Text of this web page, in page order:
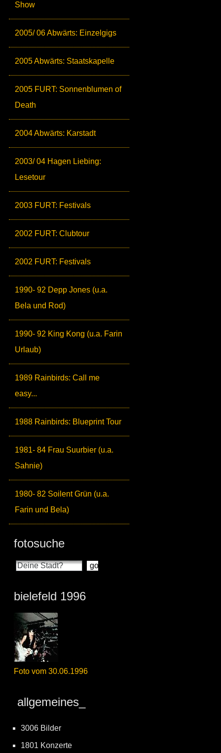
Show
2005/ 06 Abwärts: Einzelgigs
2005 Abwärts: Staatskapelle
2005 FURT: Sonnenblumen of
Death
2004 Abwärts: Karstadt
2003/ 04 Hagen Liebing:
Lesetour
2003 FURT: Festivals
2002 FURT: Clubtour
2002 FURT: Festivals
1990- 92 Depp Jones (u.a.
Bela und Rod)
1990- 92 King Kong (u.a. Farin
Urlaub)
1989 Rainbirds: Call me
easy...
1988 Rainbirds: Blueprint Tour
1981- 84 Frau Suurbier (u.a.
Sahnie)
1980- 82 Soilent Grün (u.a.
Farin und Bela)
fotosuche
bielefeld 1996
Foto vom 30.06.1996
allgemeines_
3006 Bilder
1801 Konzerte